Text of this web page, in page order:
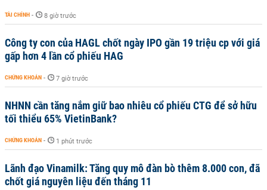
TÀI CHÍNH - 8 giờ trước
Công ty con của HAGL chốt ngày IPO gần 19 triệu cp với giá
gấp hơn 4 lần cổ phiếu HAG
CHỨNG KHOÁN - 7 giờ trước
NHNN cần tăng nắm giữ bao nhiêu cổ phiếu CTG để sở hữu
tối thiểu 65% VietinBank?
CHỨNG KHOÁN - 1 phút trước
Lãnh đạo Vinamilk: Tăng quy mô đàn bò thêm 8.000 con, đã
chốt giá nguyên liệu đến tháng 11